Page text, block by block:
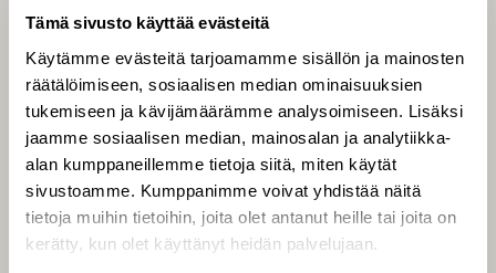
Tämä sivusto käyttää evästeitä
Käytämme evästeitä tarjoamamme sisällön ja mainosten
räätälöimiseen, sosiaalisen median ominaisuuksien
tukemiseen ja kävijämäärämme analysoimiseen. Lisäksi
jaamme sosiaalisen median, mainosalan ja analytiikka-
alan kumppaneillemme tietoja siitä, miten käytät
sivustoamme. Kumppanimme voivat yhdistää näitä
tietoja muihin tietoihin, joita olet antanut heille tai joita on
kerätty, kun olet käyttänyt heidän palvelujaan.
Tilaa digilukuoikeus
Äänestä parasta juttua
Tilaa uutiskirje
SUOMEN LUONNON­
SUOJELU­LIITTO
Suomen Luonto -lehden